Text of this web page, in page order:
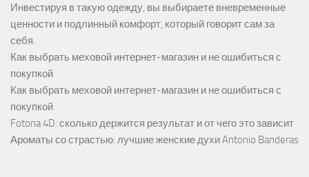
Инвестируя в такую одежду, вы выбираете вневременные
ценности и подлинный комфорт, который говорит сам за
себя.
Как выбрать меховой интернет-магазин и не ошибиться с
покупкой
Как выбрать меховой интернет-магазин и не ошибиться с
покупкой
Fotona 4D: сколько держится результат и от чего это зависит
Ароматы со страстью: лучшие женские духи Antonio Banderas